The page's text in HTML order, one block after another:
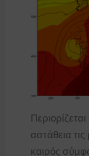
αστάθεια
καιρός